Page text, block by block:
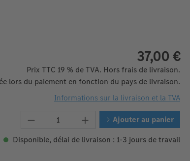
37,00 €
Prix TTC 19 % de TVA. Hors frais de livraison.
lors du paiement en fonction du pays de livraison.
Informations sur la livraison et la TVA
Quantité de produit : Entrez la
Ajouter au panier
Disponible, délai de livraison : 1-3 jours de travail